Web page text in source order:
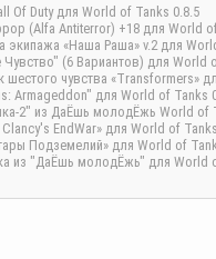
Of Duty для World of Tanks 0.8.5
(Alfa Antiterror) +18 для World
экипажа «Наша Раша» v.2 для
(6 Вариантов) для World
шестого чувства «Transformers»
Armageddon" для World of Tanks
2" из ДаЁшь молодЁжь World of
EndWar» для World of
Подземелий» для World of
из "ДаЁшь молодЁжь" для World